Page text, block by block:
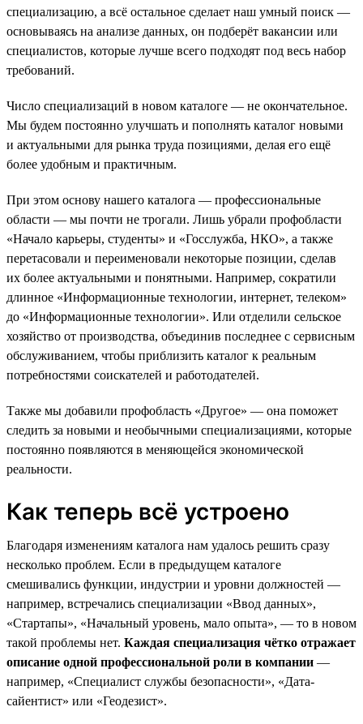
специализацию, а всё остальное сделает наш умный поиск —
основываясь на анализе данных, он подберёт вакансии или
специалистов, которые лучше всего подходят под весь набор
требований.
Число специализаций в новом каталоге — не окончательное.
Мы будем постоянно улучшать и пополнять каталог новыми
и актуальными для рынка труда позициями, делая его ещё
более удобным и практичным.
При этом основу нашего каталога — профессиональные
области — мы почти не трогали. Лишь убрали профобласти
«Начало карьеры, студенты» и «Госслужба, НКО», а также
перетасовали и переименовали некоторые позиции, сделав
их более актуальными и понятными. Например, сократили
длинное «Информационные технологии, интернет, телеком»
до «Информационные технологии». Или отделили сельское
хозяйство от производства, объединив последнее с сервисным
обслуживанием, чтобы приблизить каталог к реальным
потребностями соискателей и работодателей.
Также мы добавили профобласть «Другое» — она поможет
следить за новыми и необычными специализациями, которые
постоянно появляются в меняющейся экономической
реальности.
Как теперь всё устроено
Благодаря изменениям каталога нам удалось решить сразу
несколько проблем. Если в предыдущем каталоге
смешивались функции, индустрии и уровни должностей —
например, встречались специализации «Ввод данных»,
«Стартапы», «Начальный уровень, мало опыта», — то в новом
такой проблемы нет. Каждая специализация чётко отражает
описание одной профессиональной роли в компании —
например, «Специалист службы безопасности», «Дата-
сайентист» или «Геодезист».